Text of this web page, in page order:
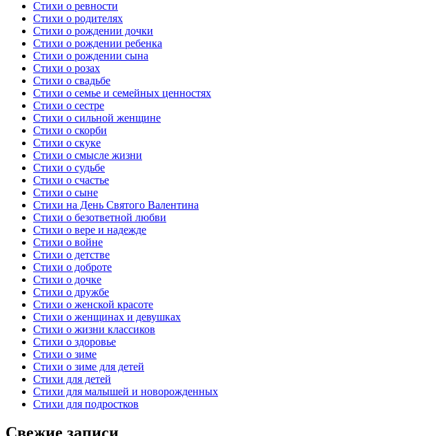
Стихи о ревности
Стихи о родителях
Стихи о рождении дочки
Стихи о рождении ребенка
Стихи о рождении сына
Стихи о розах
Стихи о свадьбе
Стихи о семье и семейных ценностях
Стихи о сестре
Стихи о сильной женщине
Стихи о скорби
Стихи о скуке
Стихи о смысле жизни
Стихи о судьбе
Стихи о счастье
Стихи о сыне
Стихи на День Святого Валентина
Стихи о безответной любви
Стихи о вере и надежде
Стихи о войне
Стихи о детстве
Стихи о доброте
Стихи о дочке
Стихи о дружбе
Стихи о женской красоте
Стихи о женщинах и девушках
Стихи о жизни классиков
Стихи о здоровье
Стихи о зиме
Стихи о зиме для детей
Стихи для детей
Стихи для малышей и новорожденных
Стихи для подростков